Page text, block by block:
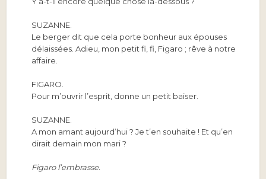
SUZANNE.
Le berger dit que cela porte bonheur aux épouses
délaissées. Adieu, mon petit fi, fi, Figaro ; rêve à notre
affaire.
FIGARO.
Pour m’ouvrir l’esprit, donne un petit baiser.
SUZANNE.
A mon amant aujourd’hui ? Je t’en souhaite ! Et qu’en
dirait demain mon mari ?
Figaro l’embrasse.